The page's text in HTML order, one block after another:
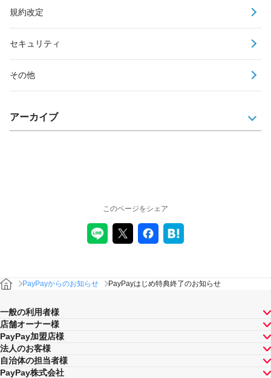
規約改定
セキュリティ
その他
アーカイブ
このページをシェア
PayPayからのお知らせ PayPayはじめ特典終了のお知らせ
一般の利用者様
店舗オーナー様
PayPay加盟店様
法人のお客様
自治体の担当者様
PayPay株式会社